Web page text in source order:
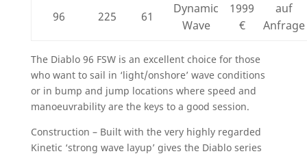
96 225 61
Dynamic
Wave
1999
€
auf
Anfrage
The Diablo 96 FSW is an excellent choice for those
who want to sail in ‘light/onshore’ wave conditions
or in bump and jump locations where speed and
manoeuvrability are the keys to a good session.
Construction – Built with the very highly regarded
Kinetic ‘strong wave layup’ gives the Diablo series